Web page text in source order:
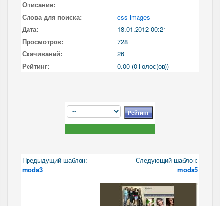
Описание:
Слова для поиска:
css images
Дата:
18.01.2012 00:21
Просмотров:
728
Скачиваний:
26
Рейтинг:
0.00 (0 Голос(ов))
Предыдущий шаблон:
moda3
Следующий шаблон:
moda5